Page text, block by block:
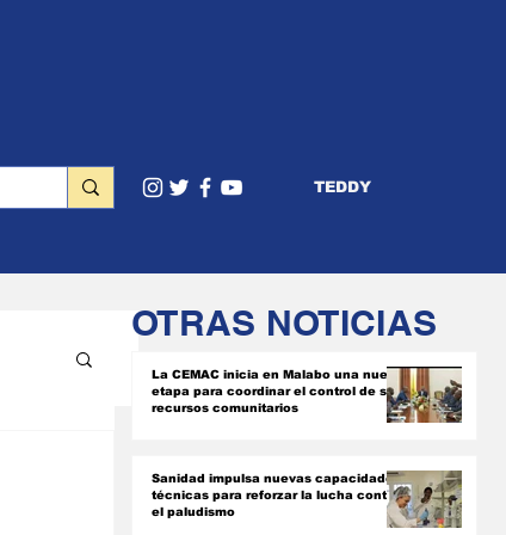
TEDDY
OTRAS NOTICIAS
La CEMAC inicia en Malabo una nueva
etapa para coordinar el control de sus
recursos comunitarios
Sanidad impulsa nuevas capacidades
técnicas para reforzar la lucha contra
el paludismo